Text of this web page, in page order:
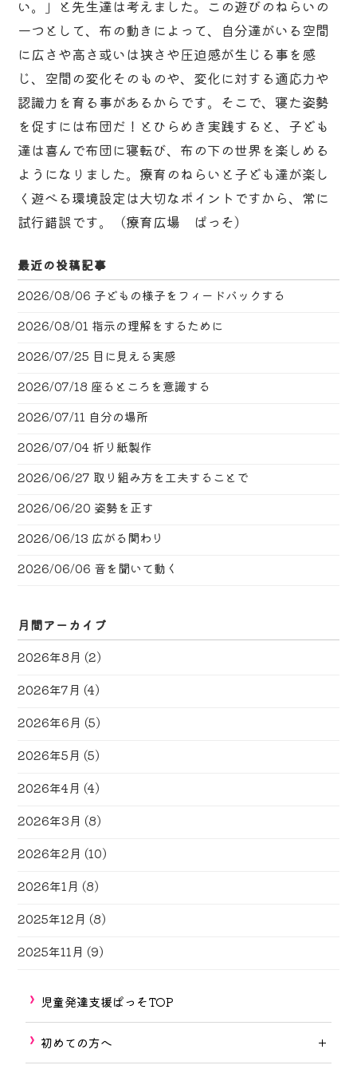
い。」と先生達は考えました。この遊びのねらいの
一つとして、布の動きによって、自分達がいる空間
に広さや高さ或いは狭さや圧迫感が生じる事を感
じ、空間の変化そのものや、変化に対する適応力や
認識力を育る事があるからです。そこで、寝た姿勢
を促すには布団だ！とひらめき実践すると、子ども
達は喜んで布団に寝転び、布の下の世界を楽しめる
ようになりました。療育のねらいと子ども達が楽し
く遊べる環境設定は大切なポイントですから、常に
試行錯誤です。（療育広場 ぱっそ）
最近の投稿記事
2026/08/06 子どもの様子をフィードバックする
2026/08/01 指示の理解をするために
2026/07/25 目に見える実感
2026/07/18 座るところを意識する
2026/07/11 自分の場所
2026/07/04 折り紙製作
2026/06/27 取り組み方を工夫することで
2026/06/20 姿勢を正す
2026/06/13 広がる関わり
2026/06/06 音を聞いて動く
月間アーカイブ
2026年8月 (2)
2026年7月 (4)
2026年6月 (5)
2026年5月 (5)
2026年4月 (4)
2026年3月 (8)
2026年2月 (10)
2026年1月 (8)
2025年12月 (8)
2025年11月 (9)
児童発達支援ぱっそTOP
初めての方へ